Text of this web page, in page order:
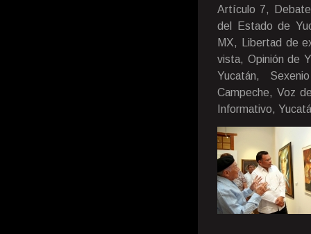
Artículo 7,
del Estado de
MX, Libertad de
vista, Opinión de
Yucatán,
Campeche, Voz
Informativo,